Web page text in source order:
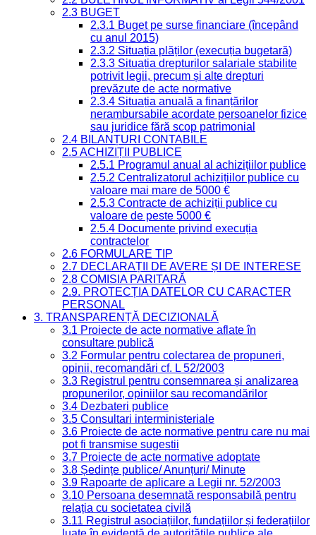
2.3 BUGET
2.3.1 Buget pe surse financiare (începând
cu anul 2015)
2.3.2 Situația plăților (execuția bugetară)
2.3.3 Situația drepturilor salariale stabilite
potrivit legii, precum și alte drepturi
prevăzute de acte normative
2.3.4 Situația anuală a finanțărilor
nerambursabile acordate persoanelor fizice
sau juridice fără scop patrimonial
2.4 BILANȚURI CONTABILE
2.5 ACHIZIȚII PUBLICE
2.5.1 Programul anual al achizițiilor publice
2.5.2 Centralizatorul achizițiilor publice cu
valoare mai mare de 5000 €
2.5.3 Contracte de achiziții publice cu
valoare de peste 5000 €
2.5.4 Documente privind execuția
contractelor
2.6 FORMULARE TIP
2.7 DECLARAȚII DE AVERE ȘI DE INTERESE
2.8 COMISIA PARITARĂ
2.9. PROTECȚIA DATELOR CU CARACTER
PERSONAL
3. TRANSPARENȚĂ DECIZIONALĂ
3.1 Proiecte de acte normative aflate în
consultare publică
3.2 Formular pentru colectarea de propuneri,
opinii, recomandări cf. L 52/2003
3.3 Registrul pentru consemnarea și analizarea
propunerilor, opiniilor sau recomandărilor
3.4 Dezbateri publice
3.5 Consultari interministeriale
3.6 Proiecte de acte normative pentru care nu mai
pot fi transmise sugestii
3.7 Proiecte de acte normative adoptate
3.8 Ședințe publice/ Anunțuri/ Minute
3.9 Rapoarte de aplicare a Legii nr. 52/2003
3.10 Persoana desemnată responsabilă pentru
relația cu societatea civilă
3.11 Registrul asociațiilor, fundațiilor și federațiilor